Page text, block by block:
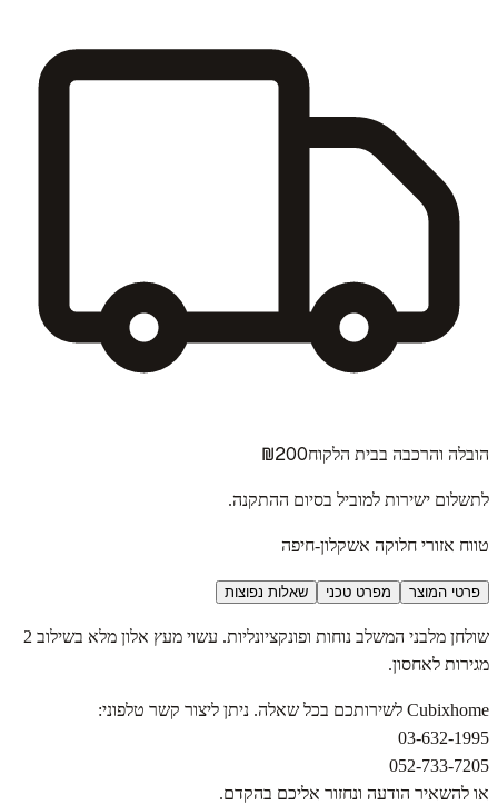
הובלה והרכבה בבית הלקוח₪200
לתשלום ישירות למוביל בסיום ההתקנה.
טווח אזורי חלוקה אשקלון-חיפה
פרטי המוצר מפרט טכני שאלות נפוצות
שולחן מלבני המשלב נוחות ופונקציונליות. עשוי מעץ אלון מלא בשילוב 2
מגירות לאחסון.
Cubixhome לשירותכם בכל שאלה. ניתן ליצור קשר טלפוני:
03-632-1995
052-733-7205
או להשאיר הודעה ונחזור אליכם בהקדם.